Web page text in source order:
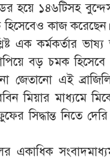
হয়ে ১৪৬টিসহ
হিসেবেও কাজ
এক কর্মকর্তার
বড় চমক
জেতানো এই
মিয়ার মাধ্যমে
সিদ্ধান্ত নিতে
একাধিক